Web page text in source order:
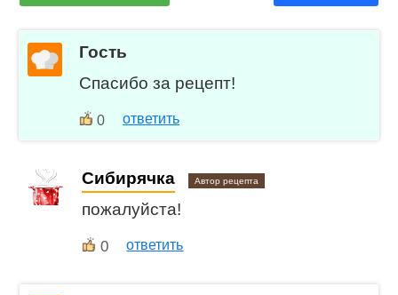
Гость
Спасибо за рецепт!
0 ответить
Сибирячка Автор рецепта
пожалуйста!
0 ответить